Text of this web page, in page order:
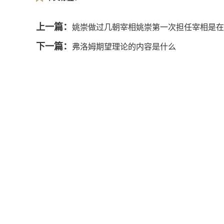
上一篇： 姚崇做过几朝宰相姚崇第一次担任宰相是
下一篇： 弗洛姆期望理论的内容是什么